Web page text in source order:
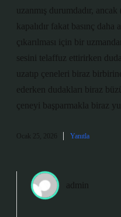
uzanmış durumdadır,
kapalıdır fakat basınç
çıkarılması için bir
sesini telaffuz ettirirken
uzatıp çeneleri biraz
ederken dudakları biraz
çeneyi başparmakla biraz
Ocak 25, 2026 Yanıtla
admin